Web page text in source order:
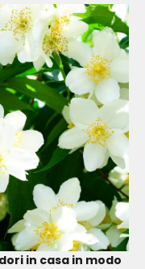
in casa in modo